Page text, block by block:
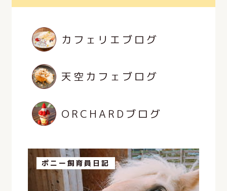
カフェリエブログ
天空カフェブログ
ORCHARDブログ
ポニー飼育員日記